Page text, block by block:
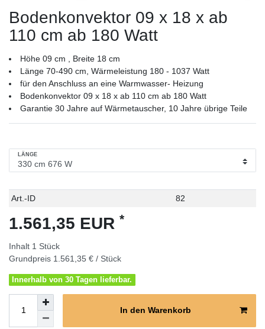
Bodenkonvektor 09 x 18 x ab
110 cm ab 180 Watt
Höhe 09 cm , Breite 18 cm
Länge 70-490 cm, Wärmeleistung 180 - 1037 Watt
für den Anschluss an eine Warmwasser- Heizung
Bodenkonvektor 09 x 18 x ab 110 cm ab 180 Watt
Garantie 30 Jahre auf Wärmetauscher, 10 Jahre übrige Teile
LÄNGE
Technisches
Wert
Art.-ID 82
1.561,35 EUR *
Inhalt 1 Stück
Grundpreis 1.561,35 € / Stück
Innerhalb von 30 Tagen lieferbar.
In den Warenkorb